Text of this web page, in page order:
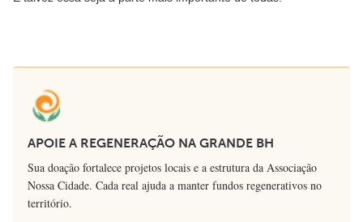
APOIE A REGENERAÇÃO NA GRANDE BH
Sua doação fortalece projetos locais e a estrutura da Associação
Nossa Cidade. Cada real ajuda a manter fundos regenerativos no
território.